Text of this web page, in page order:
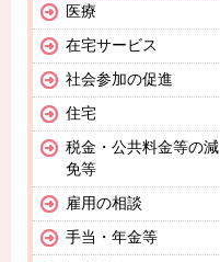
医療
在宅サービス
社会参加の促進
住宅
税金・公共料金等の減
免等
雇用の相談
手当・年金等